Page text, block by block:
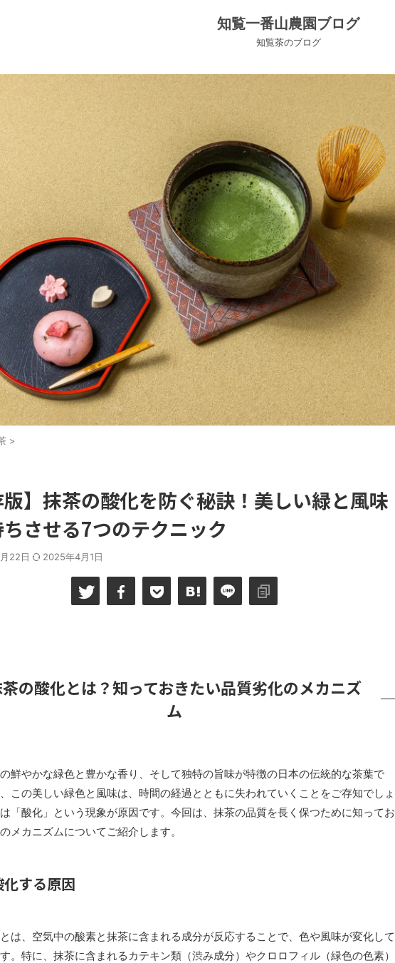
知覧一番山農園ブログ
知覧茶のブログ
>
版】抹茶の酸化を防ぐ秘訣！美しい緑と風味
させる7つのテクニック
22日 2025年4月1日
の酸化とは？知っておきたい品質劣化のメカニズ
ム
鮮やかな緑色と豊かな香り、そして独特の旨味が特徴の日本の伝統的な茶葉で
この美しい緑色と風味は、時間の経過とともに失われていくことをご存知でしょ
「酸化」という現象が原因です。今回は、抹茶の品質を長く保つために知ってお
メカニズムについてご紹介します。
する原因
は、空気中の酸素と抹茶に含まれる成分が反応することで、色や風味が変化して
。特に、抹茶に含まれるカテキン類（渋み成分）やクロロフィル（緑色の色素）